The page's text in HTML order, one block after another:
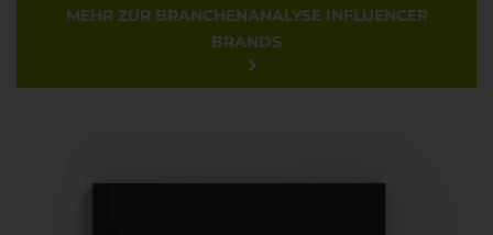
MEHR ZUR BRANCHENANALYSE INFLUENCER
BRANDS